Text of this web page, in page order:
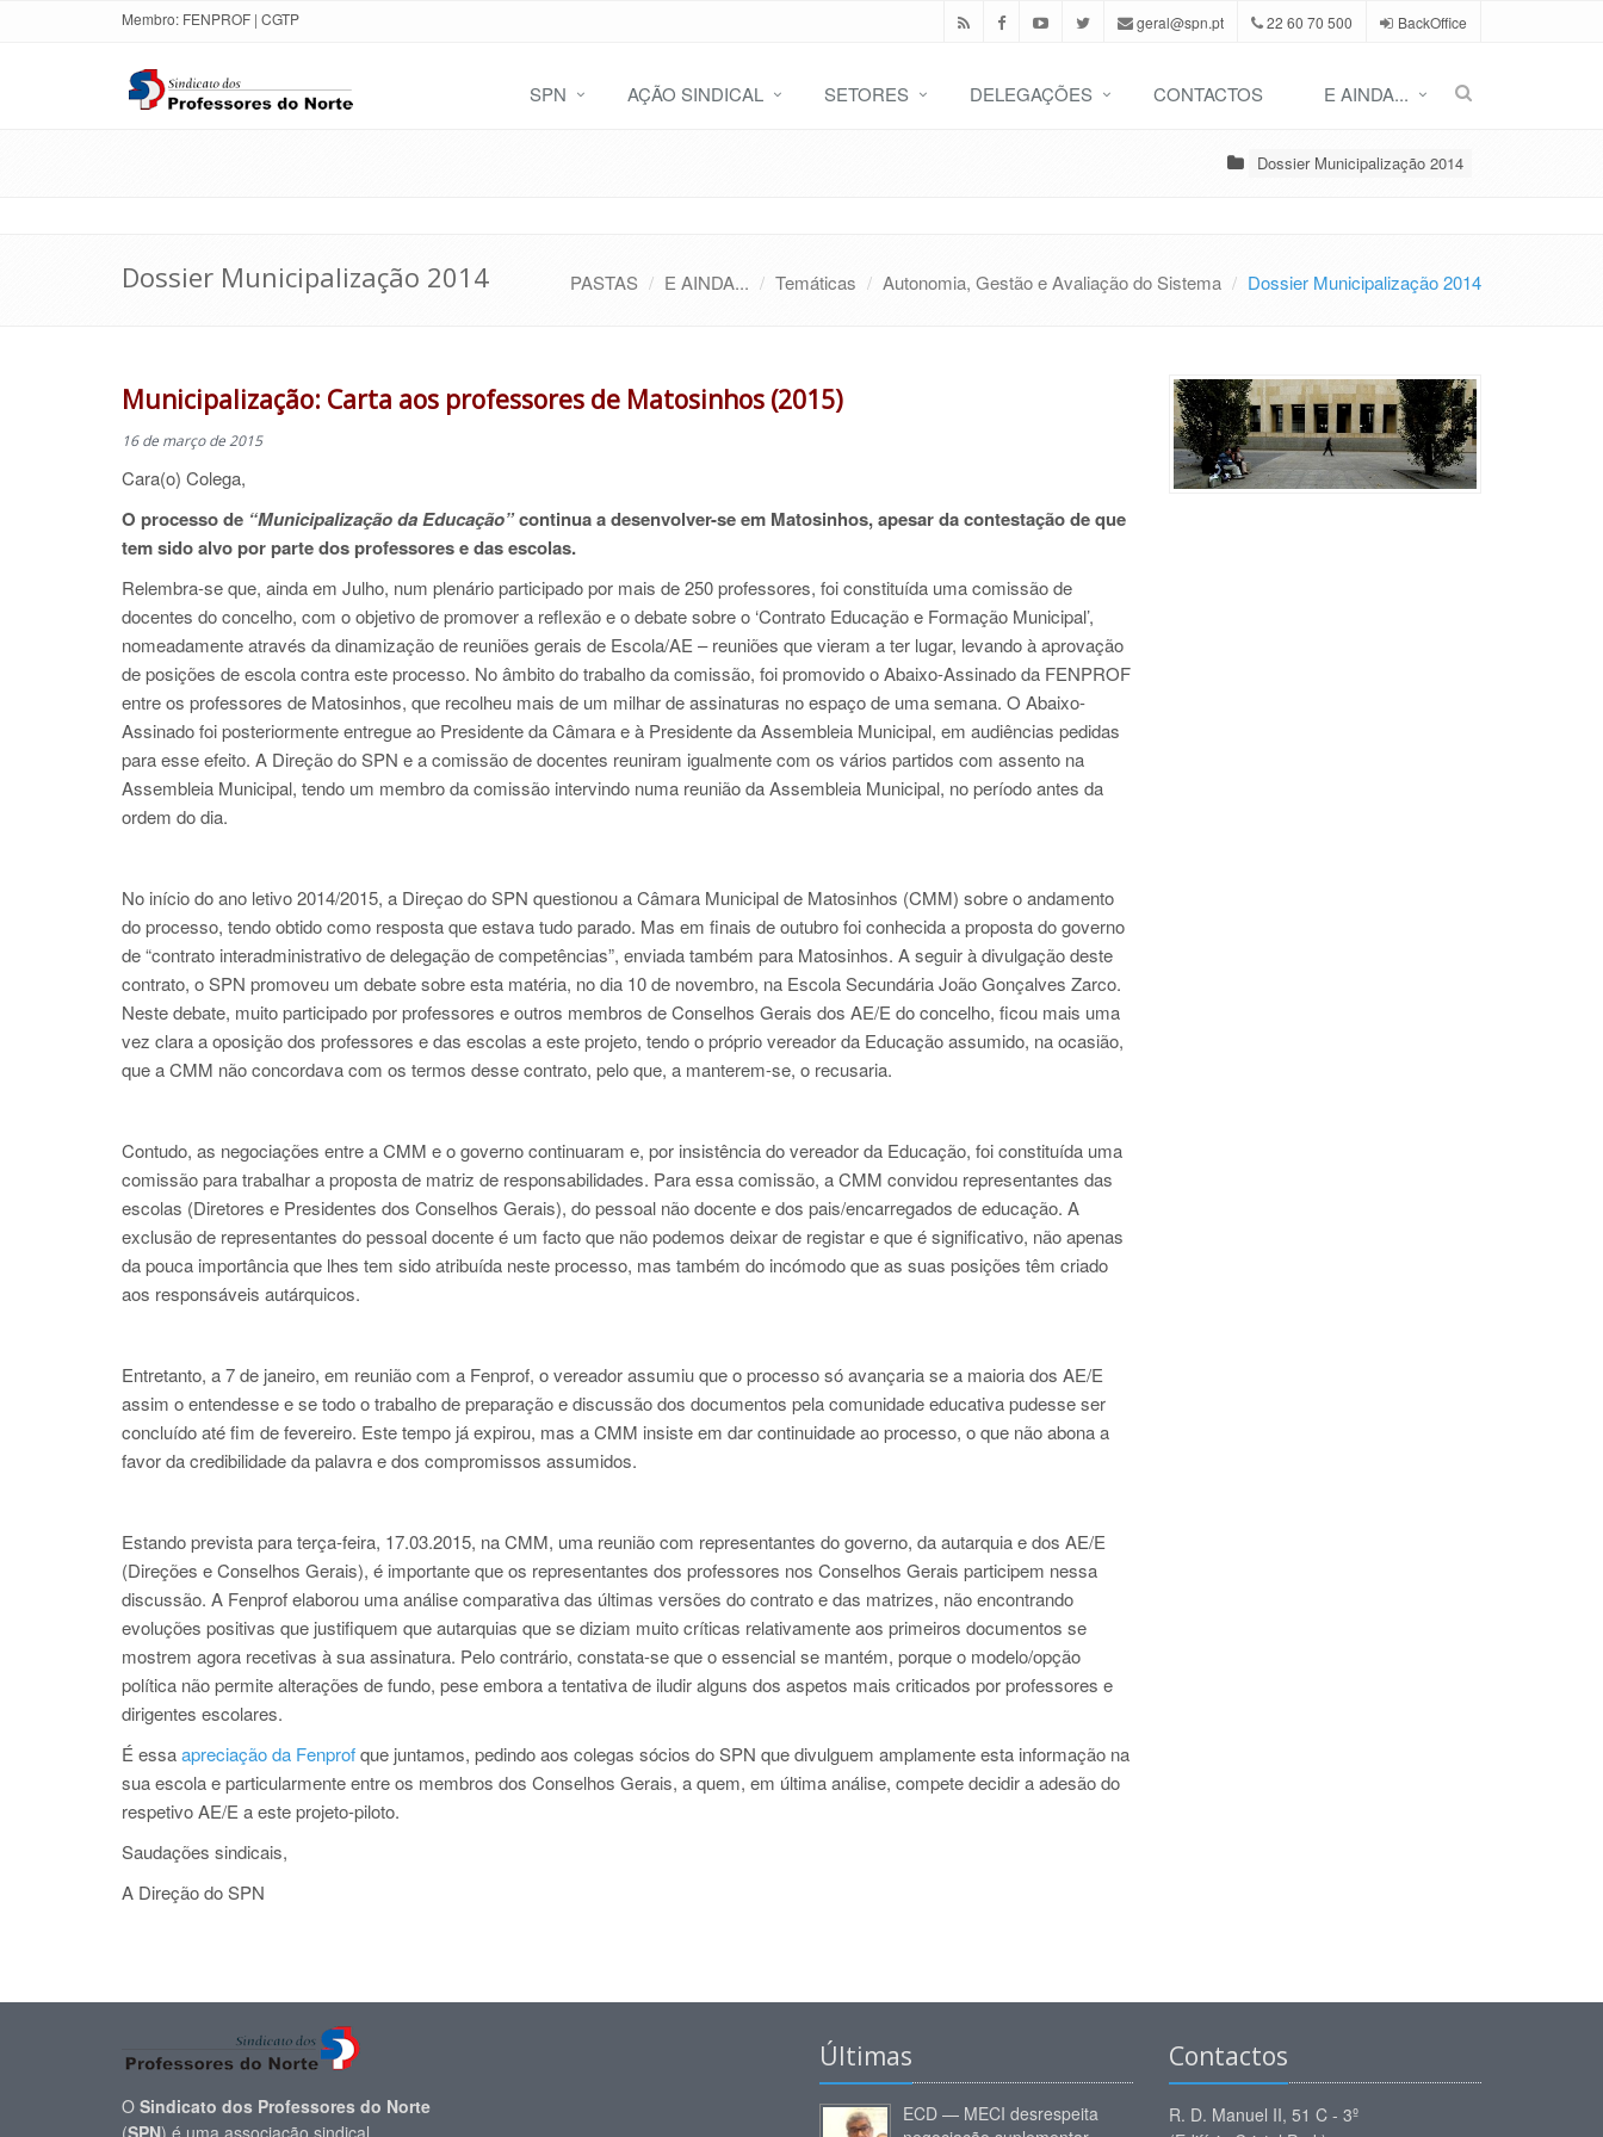
Membro: FENPROF | CGTP geral@spn.pt 22 60 70 500 BackOffice
SPN AÇÃO SINDICAL SETORES DELEGAÇÕES CONTACTOS E AINDA...
Dossier Municipalização 2014
Dossier Municipalização 2014 PASTAS E AINDA... Temáticas Autonomia, Gestão e Avaliação do Sistema Dossier Municipalização 2014
Municipalização: Carta aos professores de Matosinhos (2015)
16 de março de 2015
Cara(o) Colega,
O processo de “Municipalização da Educação”continua a desenvolver-se em Matosinhos, apesar da contestação de que
tem sido alvo por parte dos professores e das escolas.
Relembra-se que, ainda em Julho, num plenário participado por mais de 250 professores, foi constituída uma comissão de
docentes do concelho, com o objetivo de promover a reflexão e o debate sobre o ‘Contrato Educação e Formação Municipal’,
nomeadamente através da dinamização de reuniões gerais de Escola/AE – reuniões que vieram a ter lugar, levando à aprovação
de posições de escola contra este processo. No âmbito do trabalho da comissão, foi promovido o Abaixo-Assinado da FENPROF
entre os professores de Matosinhos, que recolheu mais de um milhar de assinaturas no espaço de uma semana. O Abaixo-
Assinado foi posteriormente entregue ao Presidente da Câmara e à Presidente da Assembleia Municipal, em audiências pedidas
para esse efeito. A Direção do SPN e a comissão de docentes reuniram igualmente com os vários partidos com assento na
Assembleia Municipal, tendo um membro da comissão intervindo numa reunião da Assembleia Municipal, no período antes da
ordem do dia.
No início do ano letivo 2014/2015, a Direçao do SPN questionou a Câmara Municipal de Matosinhos (CMM) sobre o andamento
do processo, tendo obtido como resposta que estava tudo parado. Mas em finais de outubro foi conhecida a proposta do governo
de “contrato interadministrativo de delegação de competências”, enviada também para Matosinhos. A seguir à divulgação deste
contrato, o SPN promoveu um debate sobre esta matéria, no dia 10 de novembro, na Escola Secundária João Gonçalves Zarco.
Neste debate, muito participado por professores e outros membros de Conselhos Gerais dos AE/E do concelho, ficou mais uma
vez clara a oposição dos professores e das escolas a este projeto, tendo o próprio vereador da Educação assumido, na ocasião,
que a CMM não concordava com os termos desse contrato, pelo que, a manterem-se, o recusaria.
Contudo, as negociações entre a CMM e o governo continuaram e, por insistência do vereador da Educação, foi constituída uma
comissão para trabalhar a proposta de matriz de responsabilidades. Para essa comissão, a CMM convidou representantes das
escolas (Diretores e Presidentes dos Conselhos Gerais), do pessoal não docente e dos pais/encarregados de educação. A
exclusão de representantes do pessoal docente é um facto que não podemos deixar de registar e que é significativo, não apenas
da pouca importância que lhes tem sido atribuída neste processo, mas também do incómodo que as suas posições têm criado
aos responsáveis autárquicos.
Entretanto, a 7 de janeiro, em reunião com a Fenprof, o vereador assumiu que o processo só avançaria se a maioria dos AE/E
assim o entendesse e se todo o trabalho de preparação e discussão dos documentos pela comunidade educativa pudesse ser
concluído até fim de fevereiro. Este tempo já expirou, mas a CMM insiste em dar continuidade ao processo, o que não abona a
favor da credibilidade da palavra e dos compromissos assumidos.
Estando prevista para terça-feira, 17.03.2015, na CMM, uma reunião com representantes do governo, da autarquia e dos AE/E
(Direções e Conselhos Gerais), é importante que os representantes dos professores nos Conselhos Gerais participem nessa
discussão. A Fenprof elaborou uma análise comparativa das últimas versões do contrato e das matrizes, não encontrando
evoluções positivas que justifiquem que autarquias que se diziam muito críticas relativamente aos primeiros documentos se
mostrem agora recetivas à sua assinatura. Pelo contrário, constata-se que o essencial se mantém, porque o modelo/opção
política não permite alterações de fundo, pese embora a tentativa de iludir alguns dos aspetos mais criticados por professores e
dirigentes escolares.
É essaapreciação da Fenprofque juntamos, pedindo aos colegas sócios do SPN que divulguem amplamente esta informação na
sua escola e particularmente entre os membros dos Conselhos Gerais, a quem, em última análise, compete decidir a adesão do
respetivo AE/E a este projeto-piloto.
Saudações sindicais,
A Direção do SPN
O Sindicato dos Professores do Norte
(SPN) é uma associação sindical
Últimas
ECD — MECI desrespeita
Contactos
R. D. Manuel II, 51 C - 3º